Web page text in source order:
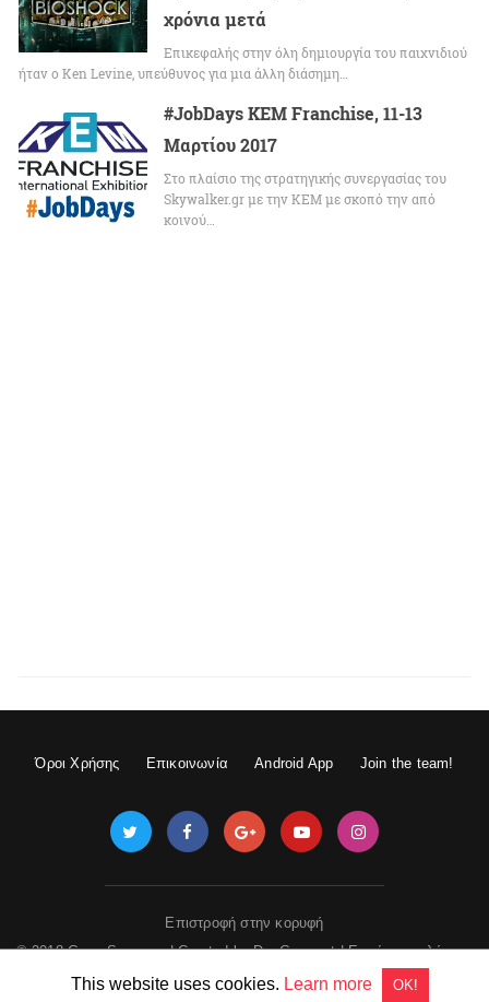
χρόνια μετά
Επικεφαλής στην όλη δημιουργία του παιχνιδιού
ήταν ο Ken Levine, υπεύθυνος για μια άλλη διάσημη…
#JobDays KEM Franchise, 11-13
Μαρτίου 2017
Στο πλαίσιο της στρατηγικής συνεργασίας του
Skywalker.gr με την ΚΕΜ με σκοπό την από
κοινού…
Όροι Χρήσης Επικοινωνία Android App Join the team!
Επιστροφή στην κορυφή
© 2018 GameSpace.gr | Created byDevGuru.net|Εμφάνιση πλήρους
This website uses cookies. Learn more OK!